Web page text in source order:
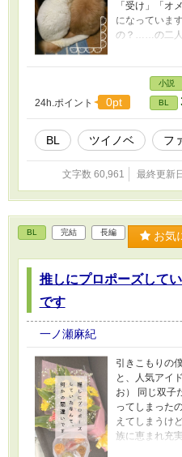
「受け」「オ
になっていま
の？……の二人
前のネタなの
チャワチャし
あまり深く考
す。 ★追記★
イノベだけで
ます。 頂いた
ていただきま
るようにR指
24h.ポイント 0pt
小説
BL
BL ツイノベ フ
文字数 60,961 最終更新
BL 完結 長編 お気
推しにプロポーズして
です
一ノ瀬麻紀
引きこもりの
と、人気アイ
お） 同じ双子
ってしまった
えてしまうけ
族に恵まれ充
イしていた。